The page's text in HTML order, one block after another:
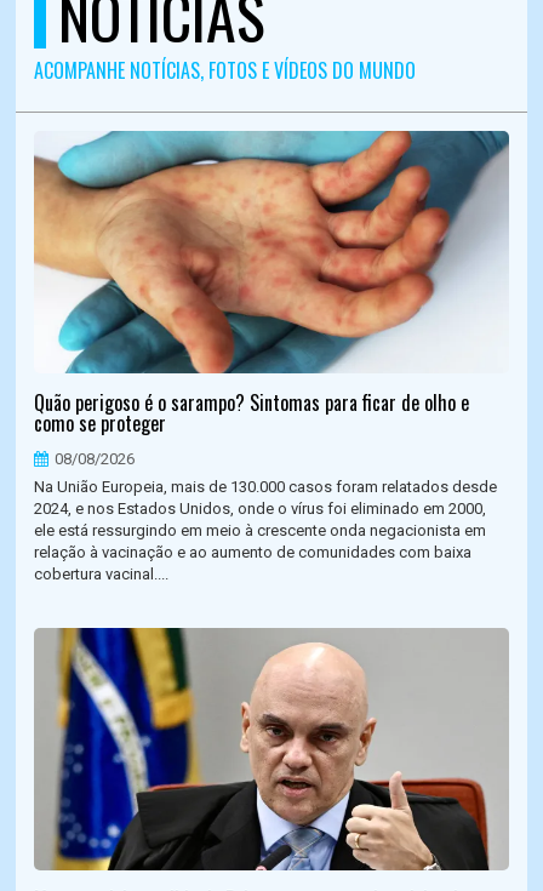
ACOMPANHE NOTÍCIAS, FOTOS E VÍDEOS DO MUNDO
Quão perigoso é o sarampo? Sintomas para ficar de olho e
como se proteger
08/08/2026
Na União Europeia, mais de 130.000 casos foram relatados desde
2024, e nos Estados Unidos, onde o vírus foi eliminado em 2000,
ele está ressurgindo em meio à crescente onda negacionista em
relação à vacinação e ao aumento de comunidades com baixa
cobertura vacinal....